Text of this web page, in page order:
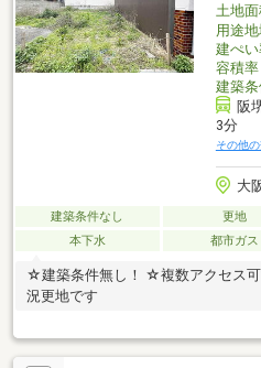
土地
用途
建ぺ
容積率
建築
阪
3分
その他
大
建築条件なし 更地
本下水
都市ガス
☆建築条件無し！ ☆複数アクセス
況更地です